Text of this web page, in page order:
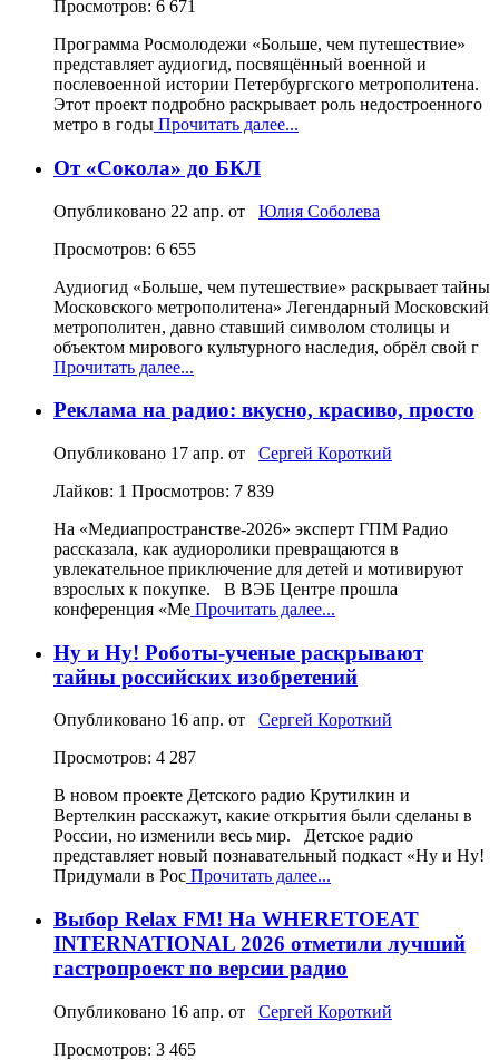
Просмотров: 6 671
Программа Росмолодежи «Больше, чем путешествие»
представляет аудиогид, посвящённый военной и
послевоенной истории Петербургского метрополитена.
Этот проект подробно раскрывает роль недостроенного
метро в годы Прочитать далее...
От «Сокола» до БКЛ
Опубликовано 22 апр. от Юлия Соболева
Просмотров: 6 655
Аудиогид «Больше, чем путешествие» раскрывает тайны
Московского метрополитена» Легендарный Московский
метрополитен, давно ставший символом столицы и
объектом мирового культурного наследия, обрёл свой г
Прочитать далее...
Реклама на радио: вкусно, красиво, просто
Опубликовано 17 апр. от Сергей Короткий
Лайков: 1 Просмотров: 7 839
На «Медиапространстве‑2026» эксперт ГПМ Радио
рассказала, как аудиоролики превращаются в
увлекательное приключение для детей и мотивируют
взрослых к покупке. В ВЭБ Центре прошла
конференция «Ме Прочитать далее...
Ну и Ну! Роботы-ученые раскрывают
тайны российских изобретений
Опубликовано 16 апр. от Сергей Короткий
Просмотров: 4 287
В новом проекте Детского радио Крутилкин и
Вертелкин расскажут, какие открытия были сделаны в
России, но изменили весь мир. Детское радио
представляет новый познавательный подкаст «Ну и Ну!
Придумали в Рос Прочитать далее...
Выбор Relax FM! На WHERETOEAT
INTERNATIONAL 2026 отметили лучший
гастропроект по версии радио
Опубликовано 16 апр. от Сергей Короткий
Просмотров: 3 465